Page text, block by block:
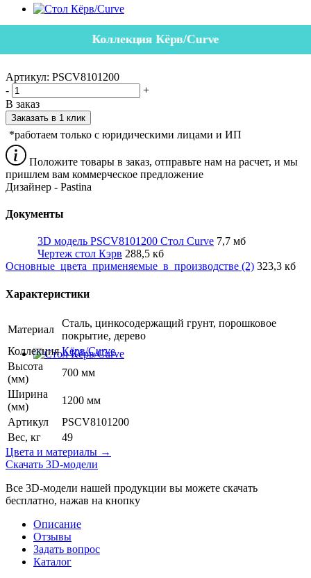
Коллекция Кёрв/Curve
Артикул: PSCV8101200
-
+
В заказ
Заказать в 1 клик
*работаем только с юридическими лицами и ИП
Положите товары в заказ, отправьте нам на расчет, и мы
пришлем вам коммерческое предложение
Дизайнер - Pastina
Документы
3D модель PSCV8101200 Стол Curve 7,7 мб
Чертеж стол Кэрв 288,5 кб
Основные_цвета_применяемые_в_производстве (2) 323,3 кб
Характеристики
Материал
Сталь, цинкосодержащий грунт, порошковое
покрытие, дерево
Коллекция Кёрв/Curve
Высота
(мм)
700 мм
Ширина
(мм)
1200 мм
Артикул
PSCV8101200
Вес, кг
49
Цвета и материалы →
Скачать 3D-модели
Все 3D-модели нашей продукции вы можете скачать
бесплатно, нажав на кнопку
Описание
Отзывы
Задать вопрос
Каталог